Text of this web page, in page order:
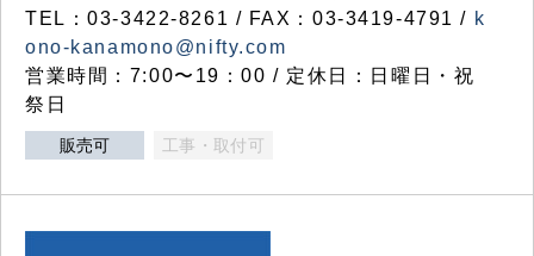
TEL：03-3422-8261 / FAX：03-3419-4791 / k
ono-kanamono@nifty.com
営業時間：7:00〜19：00 / 定休日：日曜日・祝
祭日
販売可 工事・取付可